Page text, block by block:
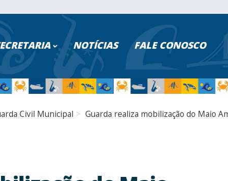
Poder Executivo
Cidadão
Serviços Digitais
Turismo
Saúde
Segurança
NOTÍCIAS FALE CONOSCO
NO PORTAL
PESQUISAR
Civil Municipal Guarda realiza mobilização do Maio